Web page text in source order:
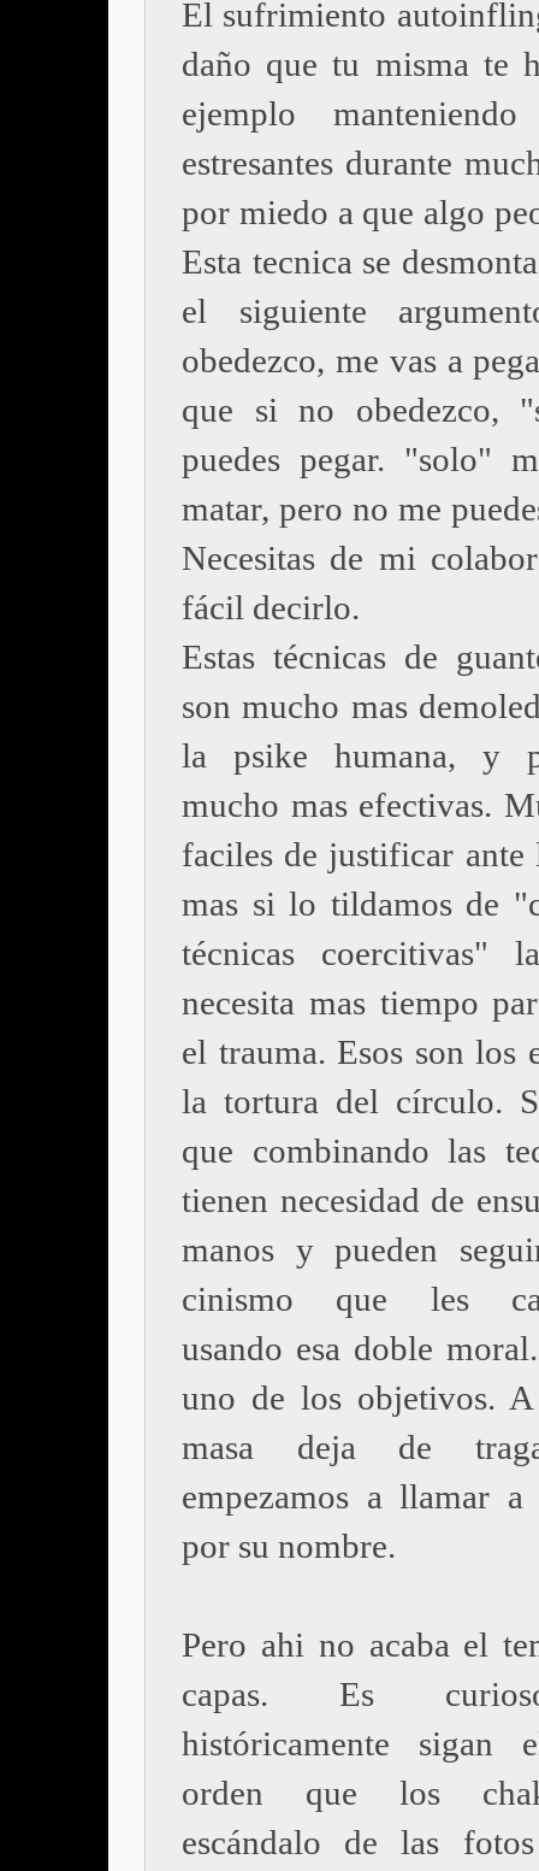
El sufrimiento
daño que tu misma te
ejemplo manteniendo
estresantes durante
por miedo a que algo
Esta tecnica se
el siguiente
obedezco, me vas a
que si no obedezco,
puedes pegar. "solo"
matar, pero no me
Necesitas de mi
fácil decirlo.
Estas técnicas de
son mucho mas
la psike humana, y
mucho mas efectivas.
faciles de justificar ante
mas si lo tildamos de
técnicas coercitivas"
necesita mas tiempo
el trauma. Esos son los
la tortura del círculo.
que combinando las
tienen necesidad de
manos y pueden
cinismo que les
usando esa doble
uno de los objetivos.
masa deja de
empezamos a llamar a
por su nombre.
Pero ahi no acaba el
capas. Es
históricamente sigan
orden que los
escándalo de las